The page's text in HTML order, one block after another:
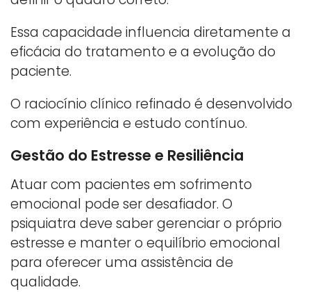
Essa capacidade influencia diretamente a
eficácia do tratamento e a evolução do
paciente.
O raciocínio clínico refinado é desenvolvido
com experiência e estudo contínuo.
Gestão do Estresse e Resiliência
Atuar com pacientes em sofrimento
emocional pode ser desafiador. O
psiquiatra deve saber gerenciar o próprio
estresse e manter o equilíbrio emocional
para oferecer uma assistência de
qualidade.